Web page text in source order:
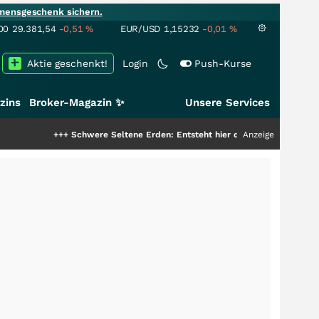
sichern.
29.381,54 -0,51% EUR/USD 1,15232 -0,01 %
Login Push-Kurse
Aktie geschenkt!
Broker-Magazin ✨ Unsere Services
Schwere Seltene Erden: Entsteht hier die nächste Milliardenstory?
Anzeige